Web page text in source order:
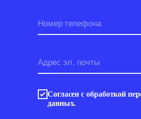
Номер телефона
Адрес эл. почты
Согласен с обработкой
данных.